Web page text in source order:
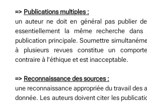
=> Publications multiples :
un auteur ne doit en général pas publier
essentiellement la même recherche dans
publication principale. Soumettre
à plusieurs revues constitue un
contraire à l’éthique et est inacceptable.
=> Reconnaissance des sources :
une reconnaissance appropriée du travail des
donnée. Les auteurs doivent citer les